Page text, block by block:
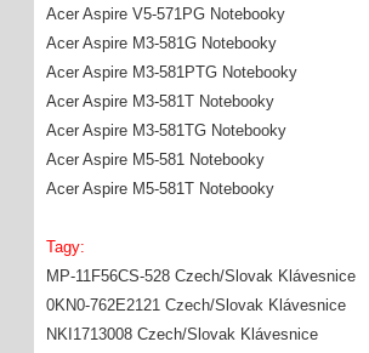
Acer Aspire V5-571PG Notebooky
Acer Aspire M3-581G Notebooky
Acer Aspire M3-581PTG Notebooky
Acer Aspire M3-581T Notebooky
Acer Aspire M3-581TG Notebooky
Acer Aspire M5-581 Notebooky
Acer Aspire M5-581T Notebooky
Tagy:
MP-11F56CS-528 Czech/Slovak Klávesnice
0KN0-762E2121 Czech/Slovak Klávesnice
NKI1713008 Czech/Slovak Klávesnice